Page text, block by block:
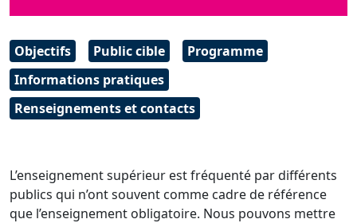
Objectifs Public cible
Programme
Informations pratiques
Renseignements et contacts
L’enseignement supérieur est fréquenté par différents
publics qui n’ont souvent comme cadre de référence
que l’enseignement obligatoire. Nous pouvons mettre